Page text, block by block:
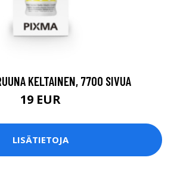
KELTAINEN, 7700 SIVUA
19 EUR
LISÄTIETOJA